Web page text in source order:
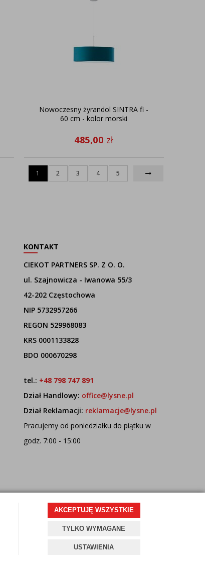
AKCEPTUJĘ WSZYSTKIE
TYLKO WYMAGANE
USTAWIENIA
Nowoczesny żyrandol SINTRA fi -
60 cm - kolor morski
485,00 zł
1 2 3 4 5
KONTAKT
CIEKOT PARTNERS SP. Z O. O.
ul. Szajnowicza - Iwanowa 55/3
42-202 Częstochowa
NIP 5732957266
REGON 529968083
KRS 0001133828
BDO 000670298
tel.: +48 798 747 891
Dział Handlowy: office@lysne.pl
Dział Reklamacji: reklamacje@lysne.pl
Pracujemy od poniedziałku do piątku w
godz. 7:00 - 15:00